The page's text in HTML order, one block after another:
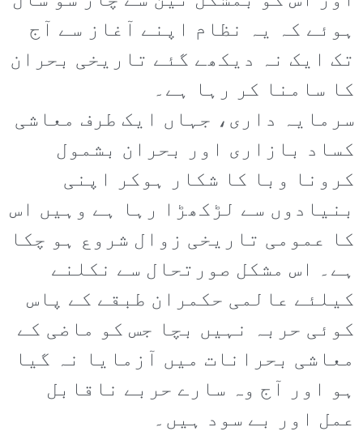
ہوئے کہ یہ نظام اپنے آغاز سے آج
تک ایک نہ دیکھے گئے تاریخی بحران
کا سامنا کر رہا ہے۔
سرمایہ داری، جہاں ایک طرف معاشی
کساد بازاری اور بحران بشمول
کرونا وبا کا شکار ہوکر اپنی
بنیادوں سے لڑکھڑا رہا ہے وہیں اس
کا عمومی تاریخی زوال شروع ہو چکا
ہے۔ اس مشکل صورتحال سے نکلنے
کیلئے عالمی حکمران طبقے کے پاس
کوئی حربہ نہیں بچا جس کو ماضی کے
معاشی بحرانات میں آزمایا نہ گیا
ہو اور آج وہ سارے حربے ناقابل
عمل اور بے سود ہیں۔